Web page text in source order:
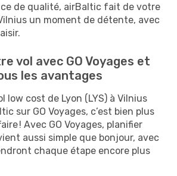
de qualité, airBaltic fait de votre
un moment de détente, avec
vol avec GO Voyages et
les avantages
low cost de Lyon (LYS) à Vilnius
sur GO Voyages, c’est bien plus
! Avec GO Voyages, planifier
aussi simple que bonjour, avec
chaque étape encore plus